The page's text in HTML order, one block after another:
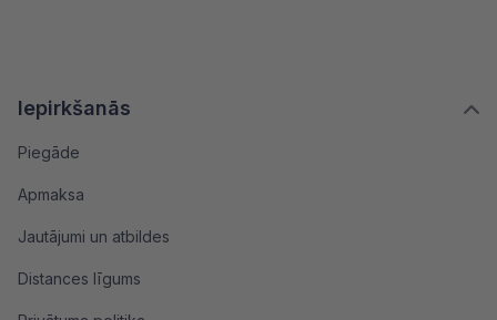
Iepirkšanās
Piegāde
Apmaksa
Jautājumi un atbildes
Distances līgums